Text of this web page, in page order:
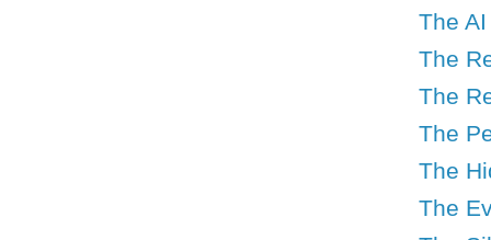
The
The
The
The
The
The